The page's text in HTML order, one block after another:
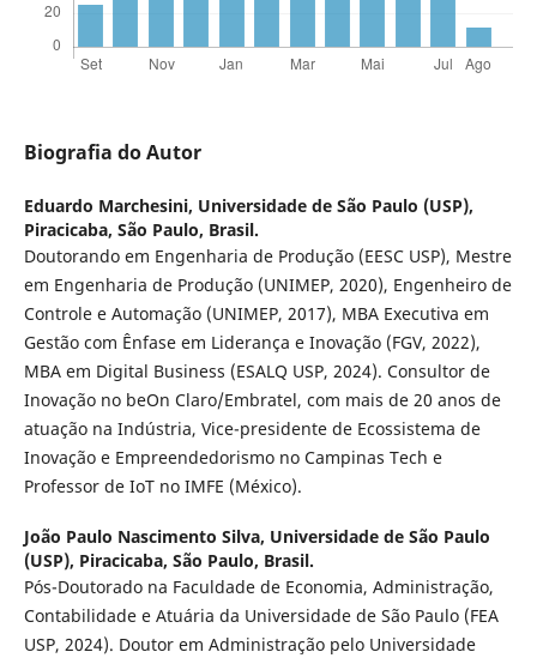
Biografia do Autor
Eduardo Marchesini, Universidade de São Paulo (USP),
Piracicaba, São Paulo, Brasil.
Doutorando em Engenharia de Produção (EESC USP), Mestre
em Engenharia de Produção (UNIMEP, 2020), Engenheiro de
Controle e Automação (UNIMEP, 2017), MBA Executiva em
Gestão com Ênfase em Liderança e Inovação (FGV, 2022),
MBA em Digital Business (ESALQ USP, 2024). Consultor de
Inovação no beOn Claro/Embratel, com mais de 20 anos de
atuação na Indústria, Vice-presidente de Ecossistema de
Inovação e Empreendedorismo no Campinas Tech e
Professor de IoT no IMFE (México).
João Paulo Nascimento Silva, Universidade de São Paulo
(USP), Piracicaba, São Paulo, Brasil.
Pós-Doutorado na Faculdade de Economia, Administração,
Contabilidade e Atuária da Universidade de São Paulo (FEA
USP, 2024). Doutor em Administração pelo Universidade